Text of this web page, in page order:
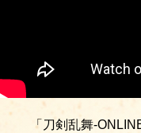
「刀剣乱舞-